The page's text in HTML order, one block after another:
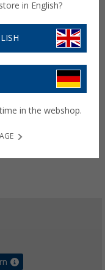
in English?
in the webshop.